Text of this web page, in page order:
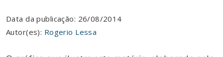
Data da publicação: 26/08/2014
Autor(es): Rogerio Lessa